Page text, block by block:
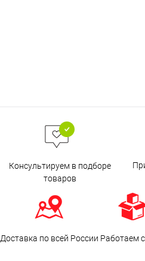
Консультируем в подборе
товаров
Доставка по всей России Работаем